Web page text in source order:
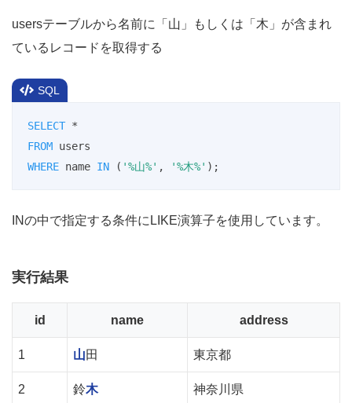
usersテーブルから名前に「山」もしくは「木」が含まれ
ているレコードを取得する
SQL
SELECT *
FROM
WHERE name IN ( '%山%' , '%木%' );
INの中で指定する条件にLIKE演算子を使用しています。
実行結果
id name address
1 山田 東京都
2 鈴木 神奈川県